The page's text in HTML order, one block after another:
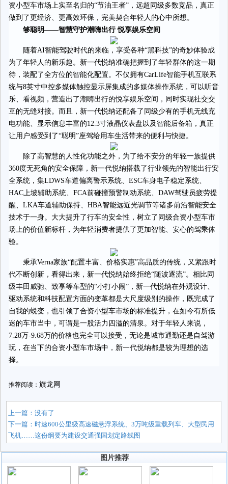
资小型车市场上实至名归的“节油王者”，远超同级多数竞品，真正
做到了更经济、更高效环保，完美契合年轻人的心中所想。
够聪明——智慧守护潮嗨出行 悦享娱乐空间
随着AI智能驾驶时代的来临，享受各种“黑科技”的奇妙体验成
为了年轻人的新乐趣。新一代悦纳准确把握到了年轻群体的这一期
待，装配了全方位的智能化配置。不仅拥有CarLife智能手机互联系
统与8英寸中控多媒体触控显示屏集成的多媒体操作系统，可以听音
乐、看视频，营造出了潮嗨出行的悦享娱乐空间，同时实现社交交
互的无缝对接。而且，新一代悦纳还配备了同级少有的手机无线充
电功能、显示信息丰富的12.3寸液晶仪表盘以及智能后备箱，真正
让用户感受到了“聪明”座驾给用车生活带来的便利与快捷。
除了高智慧的人性化功能之外，为了给不安分的年轻一族提供
360度无死角的安全保障，新一代悦纳搭载了行业领先的智能出行安
全系统，集LDWS车道偏离警示系统、ESC车身电子稳定系统、
HAC上坡辅助系统、FCA前碰撞预警制动系统、DAW驾驶员疲劳提
醒、LKA车道辅助保持、HBA智能远近光调节等诸多前沿智能安全
技术于一身。大大提升了行车的安全性，树立了同级合资小型车市
场上的价值新标杆，为年轻消费者提供了更加智能、安心的驾乘体
验。
秉承Verna家族“配置丰富、价格实惠”高品质的传统，又紧跟时
代不断创新，看得出来，新一代悦纳始终拒绝“随波逐流”。相比同
级丰田威驰、致享等车型的“小打小闹”，新一代悦纳在外观设计、
驱动系统和科技配置方面的变革都是大尺度级别的操作，既完成了
自我的蜕变，也引领了合资小型车市场的标准提升，在如今有所低
迷的车市当中，可谓是一股活力四溢的清泉。对于年轻人来说，
7.28万-9.68万的价格也完全可以接受，无论是城市通勤还是自驾游
玩，在当下的合资小型车市场中，新一代悦纳都是较为理想的选
择。
推荐阅读： 旗龙网
上一篇：没有了
下一篇： 时速600公里级高速磁悬浮系统、3万吨级重载列车、大型民用
飞机……这份纲要为建设交通强国划定路线图
图片推荐